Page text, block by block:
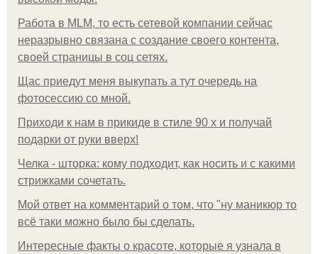
Работа в MLM, то есть сетевой компании сейчас
неразрывно связана с создание своего контента,
своей страницы в соц сетях.
Щас приедут меня выкупать а тут очередь на
фотосессию со мной.
Приходи к нам в прикиде в стиле 90 х и получай
подарки от руки вверх!
Челка - шторка: кому подходит, как носить и с какими
стрижками сочетать.
Мой ответ на комментарий о том, что "ну маникюр то
всё таки можно было бы сделать.
Интересные факты о красоте, которые я узнала в